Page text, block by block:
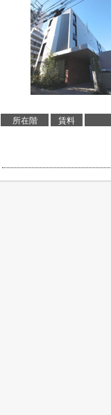
所在階 賃料